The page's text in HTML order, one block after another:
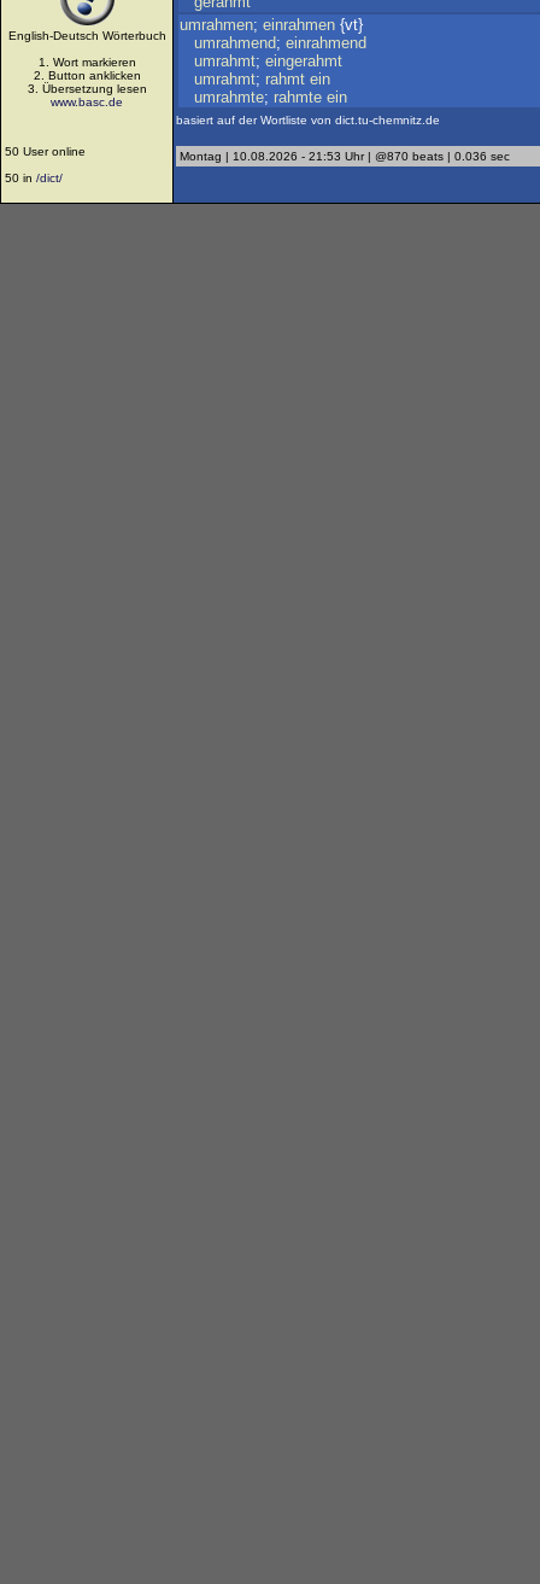
English-Deutsch Wörterbuch
1. Wort markieren
2. Button anklicken
3. Übersetzung lesen
www.basc.de
50 User online
50 in /dict/
umrahmen; einrahmen {vt}
umrahmend; einrahmend
umrahmt; eingerahmt
umrahmt; rahmt ein
umrahmte; rahmte ein
basiert auf der Wortliste von dict.tu-chemnitz.de
Montag | 10.08.2026 - 21:53 Uhr | @870 beats | 0.036 sec